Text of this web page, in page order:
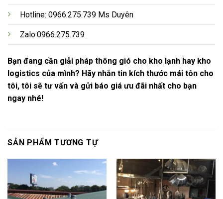
Hotline: 0966.275.739 Ms Duyên
Zalo:0966.275.739
Bạn đang cần giải pháp thông gió cho kho lạnh hay kho
logistics của mình? Hãy nhắn tin kích thước mái tôn cho
tôi, tôi sẽ tư vấn và gửi báo giá ưu đãi nhất cho bạn
ngay nhé!
SẢN PHẨM TƯƠNG TỰ